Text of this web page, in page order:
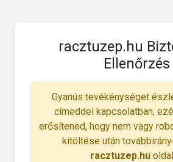
racztuzep.hu
Ellenőrzés
Gyanús tevékénységet
címeddel kapcsolatban,
erősítened, hogy nem vagy
kitöltése után
racztuzep.hu